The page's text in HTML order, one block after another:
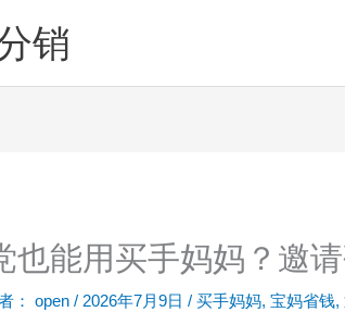
销
也能用买手妈妈？邀
： open/ 2026年7月9日/买手妈妈,宝妈省钱,